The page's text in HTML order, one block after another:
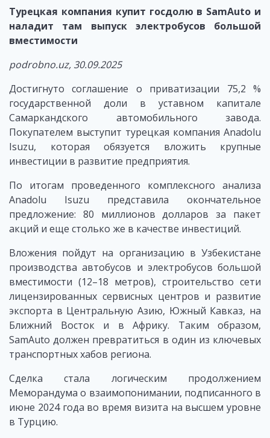
Турецкая компания купит госдолю в SamAuto и
наладит там выпуск электробусов большой
вместимости
podrobno.uz, 30.09.2025
Достигнуто соглашение о приватизации 75,2 %
государственной доли в уставном капитале
Самаркандского автомобильного завода.
Покупателем выступит турецкая компания Anadolu
Isuzu, которая обязуется вложить крупные
инвестиции в развитие предприятия.
По итогам проведенного комплексного анализа
Anadolu Isuzu представила окончательное
предложение: 80 миллионов долларов за пакет
акций и еще столько же в качестве инвестиций.
Вложения пойдут на организацию в Узбекистане
производства автобусов и электробусов большой
вместимости (12–18 метров), строительство сети
лицензированных сервисных центров и развитие
экспорта в Центральную Азию, Южный Кавказ, на
Ближний Восток и в Африку. Таким образом,
SamAuto должен превратиться в один из ключевых
транспортных хабов региона.
Сделка стала логическим продолжением
Меморандума о взаимопонимании, подписанного в
июне 2024 года во время визита на высшем уровне
в Турцию.